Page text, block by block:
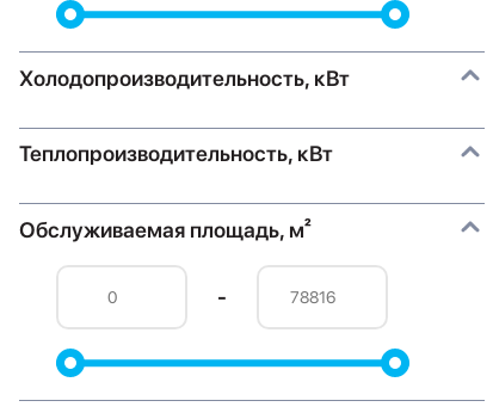
Холодопроизводительность, кВт
Теплопроизводительность, кВт
Обслуживаемая площадь, м²
-